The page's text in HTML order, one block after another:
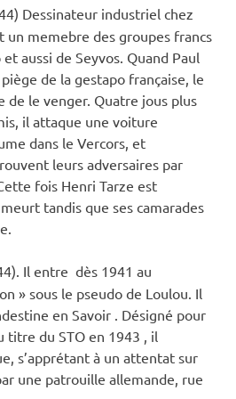
Dessinateur industriel chez
un memebre des groupes francs
aussi de Seyvos. Quand Paul
de la gestapo française, le
de le venger. Quatre jous plus
il attaque une voiture
dans le Vercors, et
leurs adversaires par
fois Henri Tarze est
tandis que ses camarades
Il entre dès 1941 au
» sous le pseudo de Loulou. Il
en Savoir . Désigné pour
titre du STO en 1943 , il
s’apprétant à un attentat sur
une patrouille allemande, rue